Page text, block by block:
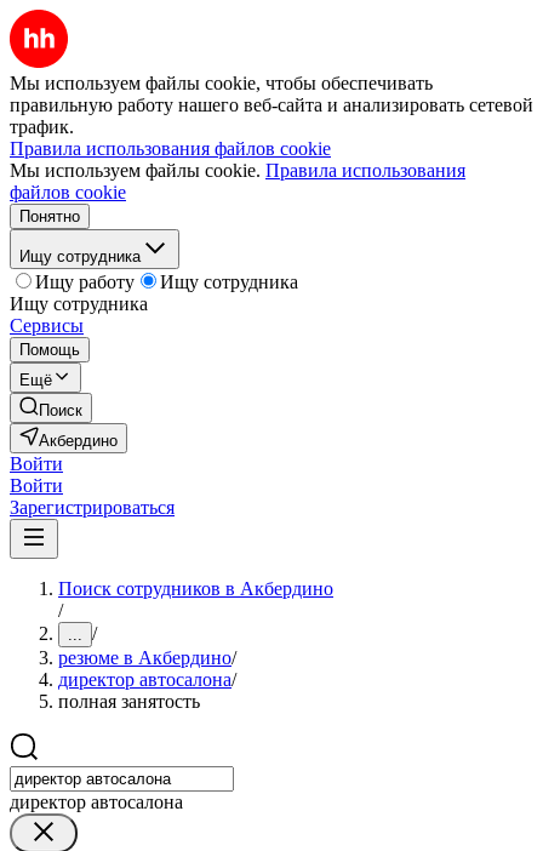
Мы используем файлы cookie, чтобы обеспечивать
правильную работу нашего веб-сайта и анализировать сетевой
трафик.
Правила использования файлов cookie
Мы используем файлы cookie. Правила использования
файлов cookie
Понятно
Ищу сотрудника
Ищу работу
Ищу сотрудника
Ищу сотрудника
Сервисы
Помощь
Ещё
Поиск
Акбердино
Войти
Войти
Зарегистрироваться
Поиск сотрудников в Акбердино
/
... /
резюме в Акбердино/
директор автосалона/
полная занятость
директор автосалона